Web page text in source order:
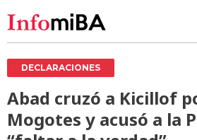
DECLARACIONES
Abad cruzó a Kicillof
Mogotes y acusó a la